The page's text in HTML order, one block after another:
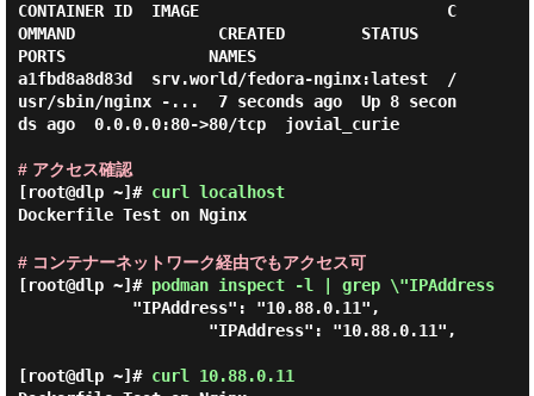
CONTAINER ID  IMAGE                          C
OMMAND               CREATED        STATUS
PORTS               NAMES
a1fbd8a8d83d  srv.world/fedora-nginx:latest  /
usr/sbin/nginx -...  7 seconds ago  Up 8 secon
ds ago  0.0.0.0:80->80/tcp  jovial_curie
# アクセス確認
[root@dlp ~]# curl localhost
Dockerfile Test on Nginx
# コンテナーネットワーク経由でもアクセス可
[root@dlp ~]# podman inspect -l | grep \"IPAddress
[root@dlp ~]# curl 10.88.0.11